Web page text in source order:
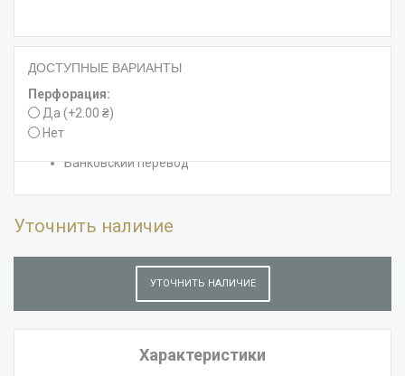
ДОСТУПНЫЕ ВАРИАНТЫ
Перфорация:
Да (+2.00 ₴)
Нет
Способы доставки
Новая почта
Самовывоз
Способы оплаты
Банковский перевод
Уточнить наличие
УТОЧНИТЬ НАЛИЧИЕ
Характеристики